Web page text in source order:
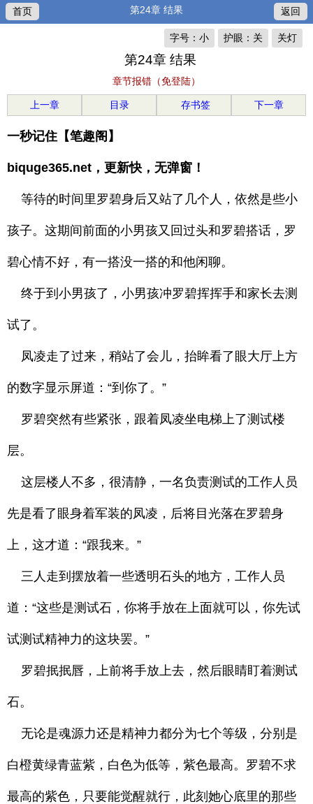
首页 第24章 结果 返回
关灯
护眼：关
字号：小
第24章 结果
章节报错（免登陆）
上一章 目录 存书签 下一章
一秒记住【笔趣阁】
biquge365.net，更新快，无弹窗！
等待的时间里罗碧身后又站了几个人，依然是些小
孩子。这期间前面的小男孩又回过头和罗碧搭话，罗
碧心情不好，有一搭没一搭的和他闲聊。
终于到小男孩了，小男孩冲罗碧挥挥手和家长去测
试了。
凤凌走了过来，稍站了会儿，抬眸看了眼大厅上方
的数字显示屏道：“到你了。”
罗碧突然有些紧张，跟着凤凌坐电梯上了测试楼
层。
这层楼人不多，很清静，一名负责测试的工作人员
先是看了眼身着军装的凤凌，后将目光落在罗碧身
上，这才道：“跟我来。”
三人走到摆放着一些透明石头的地方，工作人员
道：“这些是测试石，你将手放在上面就可以，你先试
试测试精神力的这块罢。”
罗碧抿抿唇，上前将手放上去，然后眼睛盯着测试
石。
无论是魂源力还是精神力都分为七个等级，分别是
白橙黄绿青蓝紫，白色为低等，紫色最高。罗碧不求
最高的紫色，只要能觉醒就行，此刻她心底里的那些